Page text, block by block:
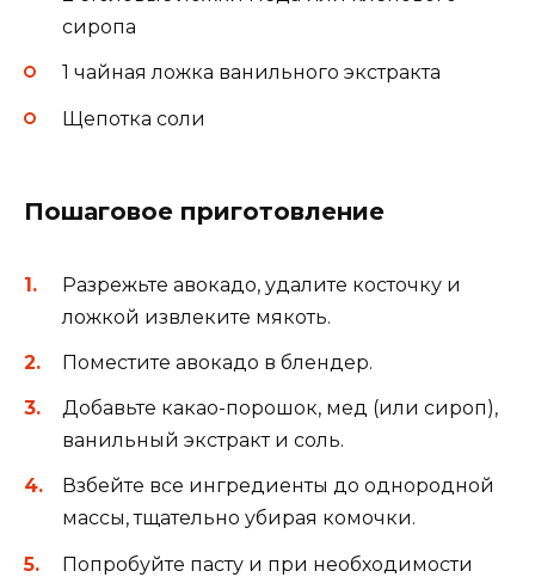
сиропа
1 чайная ложка ванильного экстракта
Щепотка соли
Пошаговое приготовление
Разрежьте авокадо, удалите косточку и
ложкой извлеките мякоть.
Поместите авокадо в блендер.
Добавьте какао-порошок, мед (или сироп),
ванильный экстракт и соль.
Взбейте все ингредиенты до однородной
массы, тщательно убирая комочки.
Попробуйте пасту и при необходимости